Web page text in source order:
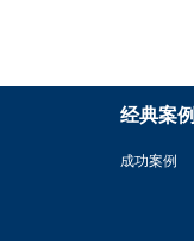
经典案例
成功案例